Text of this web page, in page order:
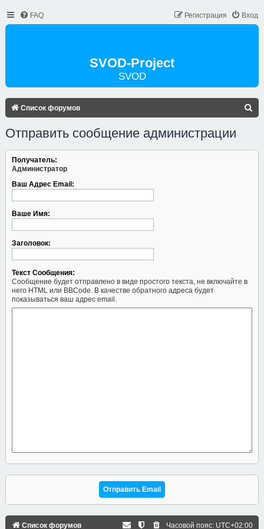
FAQ Вход
Регистрация
SVOD-Project
SVOD
Список форумов
Отправить сообщение администрации
Получатель:
Администратор
Ваш Адрес Email:
Ваше Имя:
Заголовок:
Текст Сообщения:
Сообщение будет отправлено в виде простого текста, не включайте в
него HTML или BBCode. В качестве обратного адреса будет
показываться ваш адрес email.
Список форумов Часовой пояс: UTC+02:00